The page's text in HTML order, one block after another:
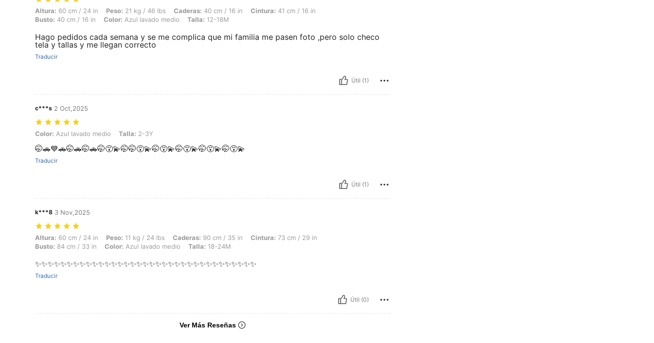
Altura: 60 cm / 24 in, Peso: 21 kg / 46 lbs, Caderas: 40 cm / 16 in, Cintura: 41 cm / 16 in, Busto: 40 cm / 16 in, Color: Azul lavado medio, Talla: 12-18M
Altura: 60 cm / 24 in Peso: 21 kg / 46 lbs Caderas: 40 cm / 16 in Cintura: 41 cm / 16 in
Busto: 40 cm / 16 in Color: Azul lavado medio Talla: 12-18M
Hago pedidos cada semana y se me complica que mi familia me pasen foto ,pero solo checo
tela y tallas y me llegan correcto
Traducir
Útil (1)
c***s 2 Oct,2025
Color: Azul lavado medio, Talla: 2-3Y
Color: Azul lavado medio Talla: 2-3Y
🤭🚗💙🚗🤭🚗🤭🚗🤭😵‍💫🤭🤭😵‍💫🤭😵‍💫🤭😵‍💫🤭😵‍💫🤭😵‍💫
Traducir
Útil (1)
k***8 3 Nov,2025
Altura: 60 cm / 24 in, Peso: 11 kg / 24 lbs, Caderas: 90 cm / 35 in, Cintura: 73 cm / 29 in, Busto: 84 cm / 33 in, Color: Azul lavado medio, Talla: 18-24M
Altura: 60 cm / 24 in Peso: 11 kg / 24 lbs Caderas: 90 cm / 35 in Cintura: 73 cm / 29 in
Busto: 84 cm / 33 in Color: Azul lavado medio Talla: 18-24M
✨✨✨✨✨✨✨✨✨✨✨✨✨✨✨✨✨✨✨✨✨✨✨✨✨✨✨✨✨✨✨✨✨✨✨
Traducir
Útil (0)
Ver Más Reseñas